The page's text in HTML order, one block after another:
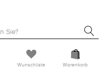
Wunschliste Warenkorb